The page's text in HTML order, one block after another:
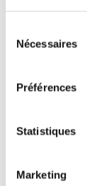
Nécessaires
Préférences
Statistiques
Marketing
,
pollution